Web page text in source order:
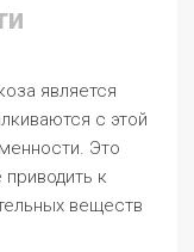
является
с этой
Это
к
веществ